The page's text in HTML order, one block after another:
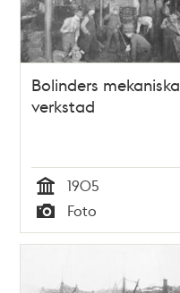
Bolinders mekaniska
verkstad
Tid
1905
Typ
Foto